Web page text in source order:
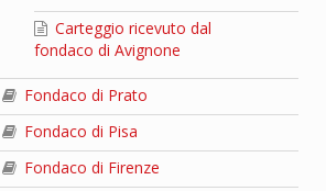
Carteggio ricevuto dal
fondaco di Avignone
Fondaco di Prato
Fondaco di Pisa
Fondaco di Firenze